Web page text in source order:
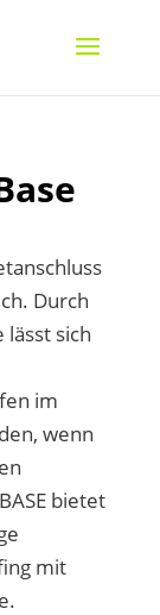
Durch
sich
im
wenn
bietet
mit